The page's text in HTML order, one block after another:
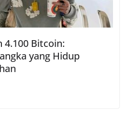
4.100 Bitcoin:
yang Hidup